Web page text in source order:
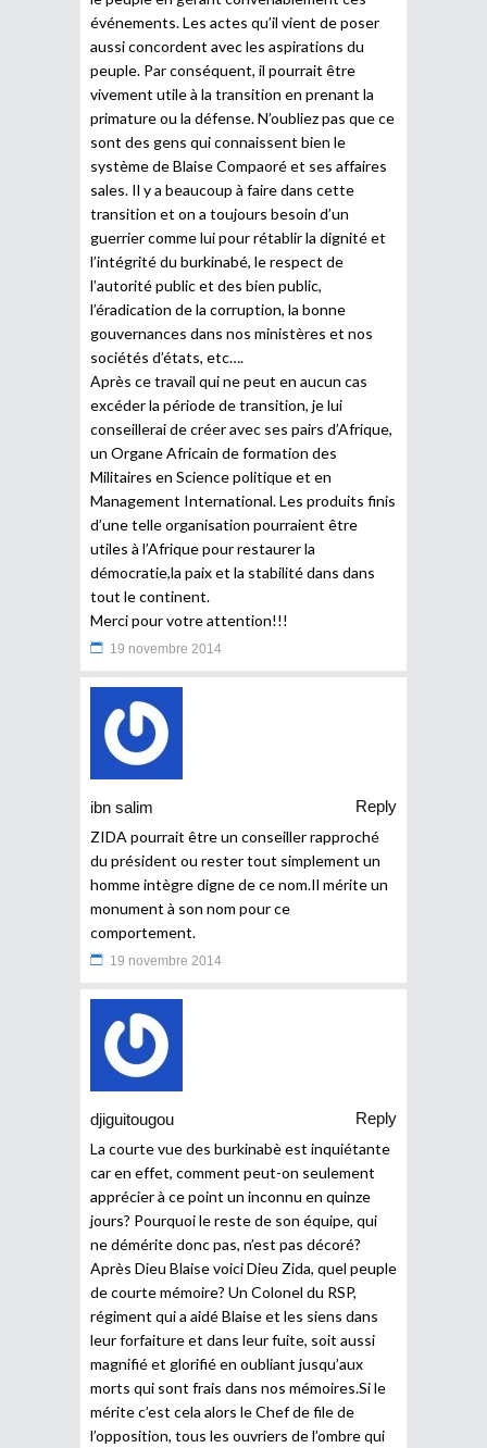
événements. Les actes qu’il vient de poser
aussi concordent avec les aspirations du
peuple. Par conséquent, il pourrait être
vivement utile à la transition en prenant la
primature ou la défense. N’oubliez pas que ce
sont des gens qui connaissent bien le
système de Blaise Compaoré et ses affaires
sales. Il y a beaucoup à faire dans cette
transition et on a toujours besoin d’un
guerrier comme lui pour rétablir la dignité et
l’intégrité du burkinabé, le respect de
l’autorité public et des bien public,
l’éradication de la corruption, la bonne
gouvernances dans nos ministères et nos
sociétés d’états, etc….
Après ce travail qui ne peut en aucun cas
excéder la période de transition, je lui
conseillerai de créer avec ses pairs d’Afrique,
un Organe Africain de formation des
Militaires en Science politique et en
Management International. Les produits finis
d’une telle organisation pourraient être
utiles à l’Afrique pour restaurer la
démocratie,la paix et la stabilité dans dans
tout le continent.
Merci pour votre attention!!!
19 novembre 2014
ibn salim
Reply
ZIDA pourrait être un conseiller rapproché
du président ou rester tout simplement un
homme intègre digne de ce nom.Il mérite un
monument à son nom pour ce
comportement.
19 novembre 2014
djiguitougou
Reply
La courte vue des burkinabè est inquiétante
car en effet, comment peut-on seulement
apprécier à ce point un inconnu en quinze
jours? Pourquoi le reste de son équipe, qui
ne démérite donc pas, n’est pas décoré?
Après Dieu Blaise voici Dieu Zida, quel peuple
de courte mémoire? Un Colonel du RSP,
régiment qui a aidé Blaise et les siens dans
leur forfaiture et dans leur fuite, soit aussi
magnifié et glorifié en oubliant jusqu’aux
morts qui sont frais dans nos mémoires.Si le
mérite c’est cela alors le Chef de file de
l’opposition, tous les ouvriers de l’ombre qui